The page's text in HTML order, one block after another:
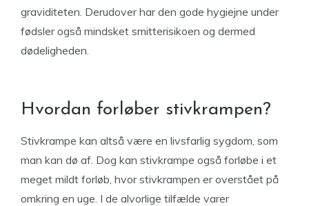
graviditeten. Derudover har den gode hygiejne under
fødsler også mindsket smitterisikoen og dermed
dødeligheden.
Hvordan forløber stivkrampen?
Stivkrampe kan altså være en livsfarlig sygdom, som
man kan dø af. Dog kan stivkrampe også forløbe i et
meget mildt forløb, hvor stivkrampen er overstået på
omkring en uge. I de alvorlige tilfælde varer